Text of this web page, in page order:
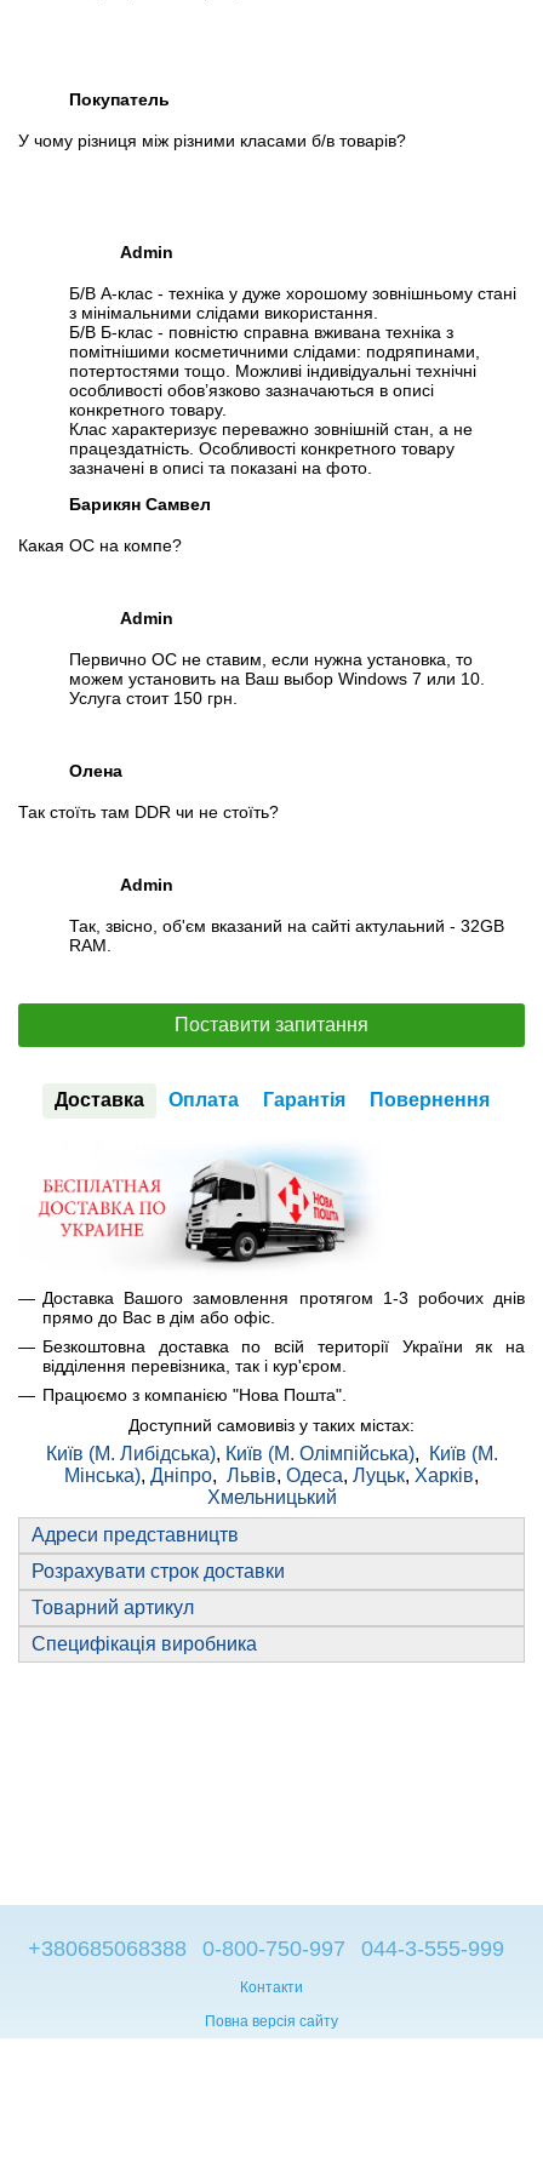
Покупатель
У чому різниця між різними класами б/в товарів?
Admin
Б/В А-клас - техніка у дуже хорошому зовнішньому стані
з мінімальними слідами використання.
Б/В Б-клас - повністю справна вживана техніка з
помітнішими косметичними слідами: подряпинами,
потертостями тощо. Можливі індивідуальні технічні
особливості обов’язково зазначаються в описі
конкретного товару.
Клас характеризує переважно зовнішній стан, а не
працездатність. Особливості конкретного товару
зазначені в описі та показані на фото.
Барикян Самвел
Какая ОС на компе?
Admin
Первично ОС не ставим, если нужна установка, то
можем установить на Ваш выбор Windows 7 или 10.
Услуга стоит 150 грн.
Олена
Так стоїть там DDR чи не стоїть?
Admin
Так, звісно, об'єм вказаний на сайті актулаьний - 32GB
RAM.
Поставити запитання
Доставка Оплата Гарантія Повернення
Доставка Вашого замовлення протягом 1-3 робочих днів
прямо до Вас в дім або офіс.
Безкоштовна доставка по всій території України як на
відділення перевізника, так і кур'єром.
Працюємо з компанією "Нова Пошта".
Доступний самовивіз у таких містах:
Київ (М. Либідська), Київ (М. Олімпійська),
Київ (М.
Мінська), Дніпро, Львів, Одеса, Луцьк, Харків,
Хмельницький
Адреси представництв
Розрахувати строк доставки
Товарний артикул
Специфікація виробника
+380685068388 0-800-750-997 044-3-555-999
Контакти
Повна версія сайту